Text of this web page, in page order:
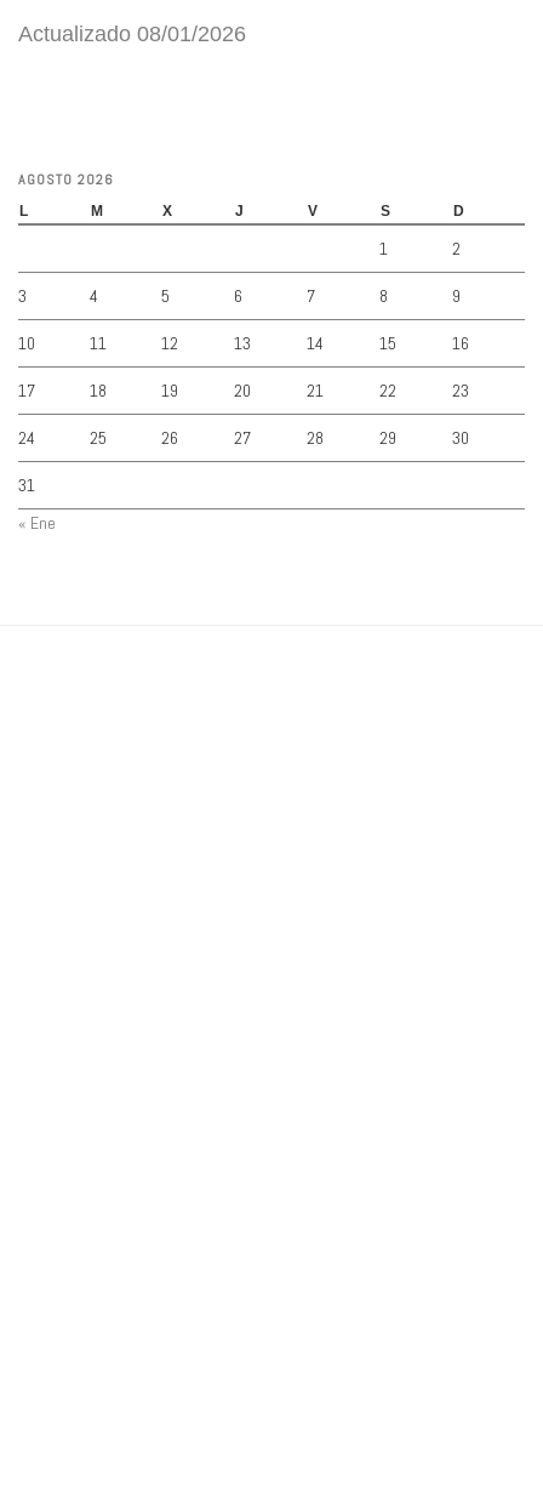
Actualizado 08/01/2026
AGOSTO 2026
L M X J V S D
1 2
3 4 5 6 7 8 9
10 11 12 13 14 15 16
17 18 19 20 21 22 23
24 25 26 27 28 29 30
31
« Ene